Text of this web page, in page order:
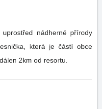
nádherné přírody
která je částí obce
2km od resortu.